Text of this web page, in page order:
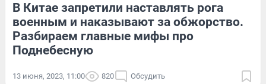
В Китае запретили наставлять рога
военным и наказывают за обжорство.
Разбираем главные мифы про
Поднебесную
13 июня, 2023, 11:00 820 Обсудить